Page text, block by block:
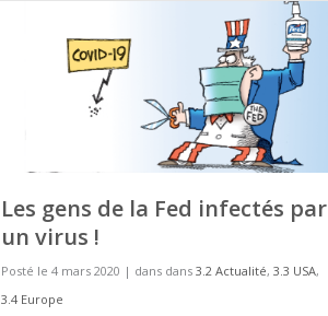
Les gens de la Fed infectés par
un virus !
Posté le 4 mars 2020 | dans dans 3.2 Actualité, 3.3 USA,
3.4 Europe